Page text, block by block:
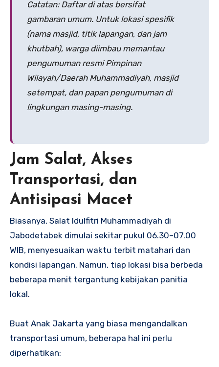
Catatan: Daftar di atas bersifat
gambaran umum. Untuk lokasi spesifik
(nama masjid, titik lapangan, dan jam
khutbah), warga diimbau memantau
pengumuman resmi Pimpinan
Wilayah/Daerah Muhammadiyah, masjid
setempat, dan papan pengumuman di
lingkungan masing-masing.
Jam Salat, Akses
Transportasi, dan
Antisipasi Macet
Biasanya, Salat Idulfitri Muhammadiyah di
Jabodetabek dimulai sekitar pukul 06.30–07.00
WIB, menyesuaikan waktu terbit matahari dan
kondisi lapangan. Namun, tiap lokasi bisa berbeda
beberapa menit tergantung kebijakan panitia
lokal.
Buat Anak Jakarta yang biasa mengandalkan
transportasi umum, beberapa hal ini perlu
diperhatikan: